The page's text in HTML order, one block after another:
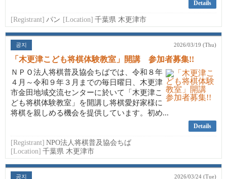
Details
[Registrant] パン [Location] 千葉県 木更津市
공지 2026/03/19 (Thu)
「木更津こども将棋体験教室」開講 参加者募集!!
ＮＰＯ法人将棋普及協会ちばでは、令和８年
４月～令和９年３月までの毎日曜日、木更津
市金田地域交流センターに於いて「木更津こ
ども将棋体験教室」を開講し将棋愛好家様に
将棋を親しめる機会を提供しています。初め...
Details
[Registrant] NPO法人将棋普及協会ちば
[Location] 千葉県 木更津市
공지 2026/03/24 (Tue)